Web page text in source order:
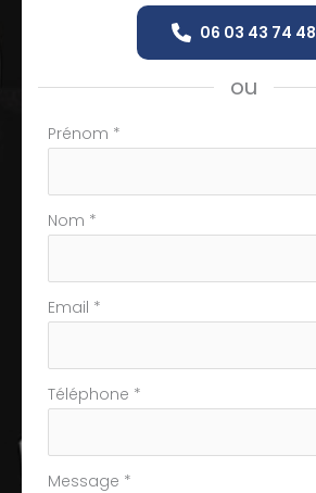
06 03 43 74 48
ou
Formulaire
téléphone
Prénom *
Nom *
Email *
Téléphone *
Message *